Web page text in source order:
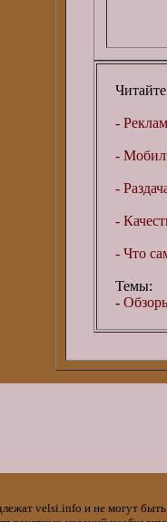
-
-
-
-
- Что
Темы:
-
velsi.info и не могут